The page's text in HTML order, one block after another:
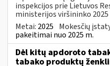
inspekcijos prie Lietuvos
ministerijos viršininko 2025
Metai: 2025 Mokesčių
pakeitimai nuo 2025 m.
Dėl kitų apdoroto
tabako produktų